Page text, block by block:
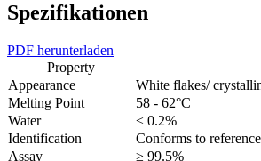
Spezifikationen
PDF herunterladen
Property
Appearance
White flakes/
Melting Point
58 - 62°C
Water
≤ 0.2%
Identification
Conforms to reference
Assay
≥ 99.5%